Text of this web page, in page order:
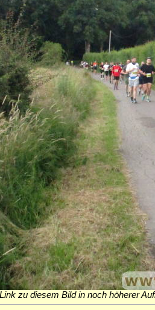
zu diesem Bild in noch höherer